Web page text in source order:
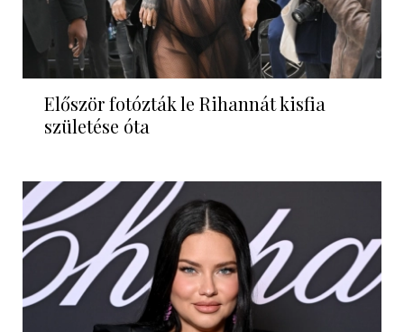
Először fotózták le Rihannát kisfia
születése óta